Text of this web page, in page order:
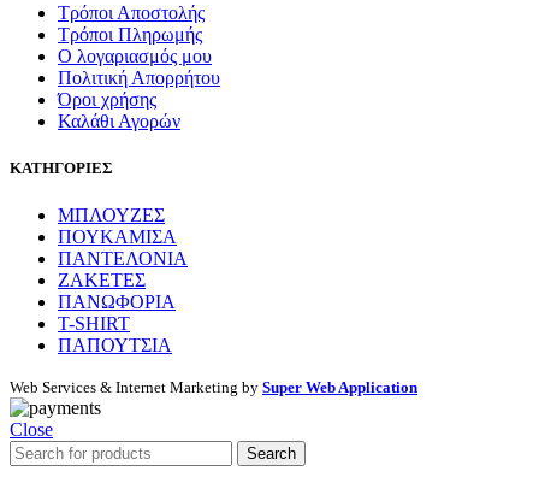
Τρόποι Αποστολής
Τρόποι Πληρωμής
Ο λογαριασμός μου
Πολιτική Απορρήτου
Όροι χρήσης
Καλάθι Αγορών
ΚΑΤΗΓΟΡΙΕΣ
ΜΠΛΟΥΖΕΣ
ΠΟΥΚΑΜΙΣΑ
ΠΑΝΤΕΛΟΝΙΑ
ΖΑΚΕΤΕΣ
ΠΑΝΩΦΟΡΙΑ
T-SHIRT
ΠΑΠΟΥΤΣΙΑ
Web Services & Internet Marketing by Super Web Application
Close
Search